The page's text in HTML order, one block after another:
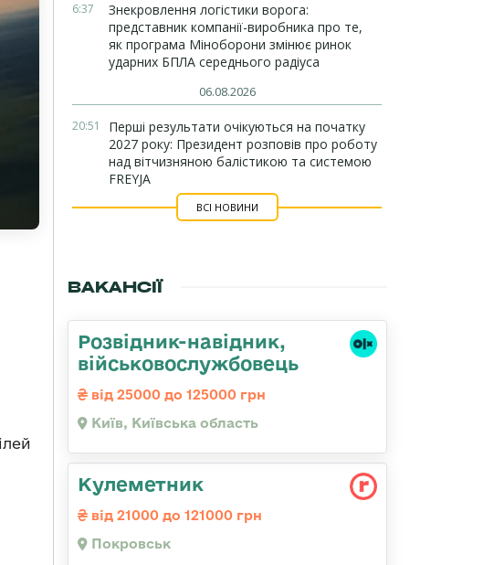
6:37
Знекровлення логістики ворога:
представник компанії-виробника про те,
як програма Міноборони змінює ринок
ударних БПЛА середнього радіуса
06.08.2026
20:51
Перші результати очікуються на початку
2027 року: Президент розповів про роботу
над вітчизняною балістикою та системою
FREYJA
ВСІ НОВИНИ
ВАКАНСІЇ
Розвідник-навідник,
військовослужбовець
від 25000 до 125000 грн
Київ, Київська область
Кулеметник
від 21000 до 121000 грн
Покровськ